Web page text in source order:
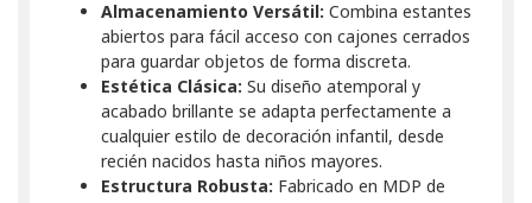
Almacenamiento Versátil: Combina estantes
abiertos para fácil acceso con cajones cerrados
para guardar objetos de forma discreta.
Estética Clásica: Su diseño atemporal y
acabado brillante se adapta perfectamente a
cualquier estilo de decoración infantil, desde
recién nacidos hasta niños mayores.
Estructura Robusta: Fabricado en MDP de